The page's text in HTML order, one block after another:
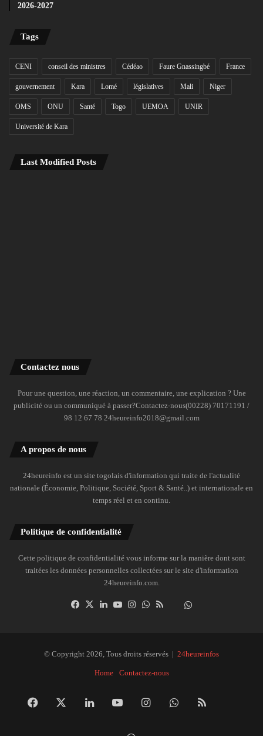
2026-2027
Tags
CENI conseil des ministres Cédéao Faure Gnassingbé France
gouvernement Kara Lomé législatives Mali Niger
OMS ONU Santé Togo UEMOA UNIR
Université de Kara
Last Modified Posts
Contactez nous
Pour une question, une réaction, un commentaire, une explication ? Une
publicité ou un communiqué à passer?Contactez-nous(00228) 70171191 /
98 12 67 78 24heureinfo2018@gmail.com
A propos de nous
24heureinfo est un site togolais d'information qui traite de l'actualité
nationale (Économie, Politique, Société, Sport & Santé..) et internationale en
temps réel et en continu.
Politique de confidentialité
Cette politique de confidentialité vous informe sur la manière dont sont
traitées les données personnelles collectées sur le site d'information
24heureinfo.com.
Facebook
X LinkedinYouTubeInstagramWhatsAppDailymotion
© Copyright 2026, Tous droits réservés | 24heureinfos
Home Contactez-nous
Facebook LinkedinYouTubeInstagramWhatsApp
RSS